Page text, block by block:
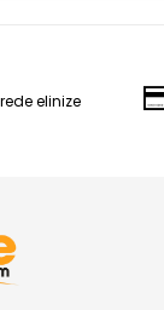
elinize